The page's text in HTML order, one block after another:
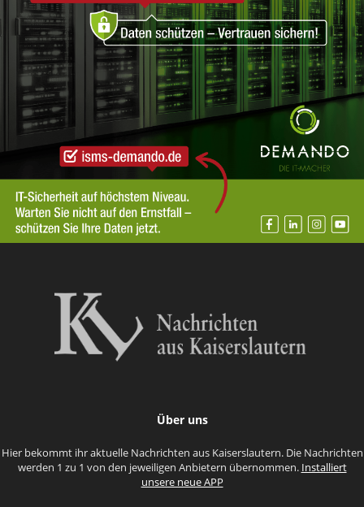
Über uns
Hier bekommt ihr aktuelle Nachrichten aus Kaiserslautern. Die Nachrichten
werden 1 zu 1 von den jeweiligen Anbietern übernommen. Installiert
unsere neue APP